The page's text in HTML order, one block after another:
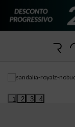
1 2 3 4